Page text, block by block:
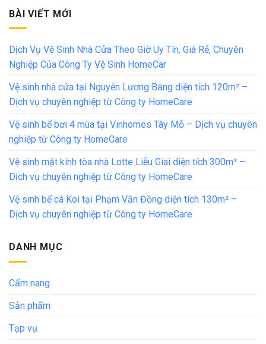
BÀI VIẾT MỚI
Dịch Vụ Vệ Sinh Nhà Cửa Theo Giờ Uy Tín, Giá Rẻ, Chuyên
Nghiệp Của Công Ty Vệ Sinh HomeCar
Vệ sinh nhà cửa tại Nguyễn Lương Bằng diện tích 120m² –
Dịch vụ chuyên nghiệp từ Công ty HomeCare
Vệ sinh bể bơi 4 mùa tại Vinhomes Tây Mỗ – Dịch vụ chuyên
nghiệp từ Công ty HomeCare
Vệ sinh mặt kính tòa nhà Lotte Liễu Giai diện tích 300m² –
Dịch vụ chuyên nghiệp từ Công ty HomeCare
Vệ sinh bể cá Koi tại Phạm Văn Đồng diện tích 130m² –
Dịch vụ chuyên nghiệp từ Công ty HomeCare
DANH MỤC
Cẩm nang
Sản phẩm
Tạp vụ